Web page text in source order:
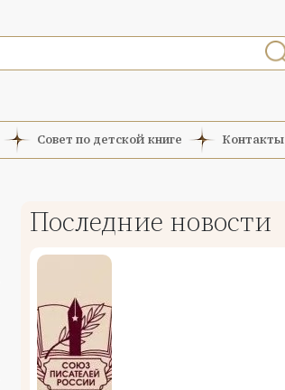
Совет по детской книге Контакты
Последние новости